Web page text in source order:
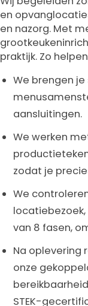
en
en nazorg. Met
praktijk. Zo
We brengen
aansluitingen.
We werken
zodat je
We
van 8 fasen,
Na oplevering
onze
STEK-